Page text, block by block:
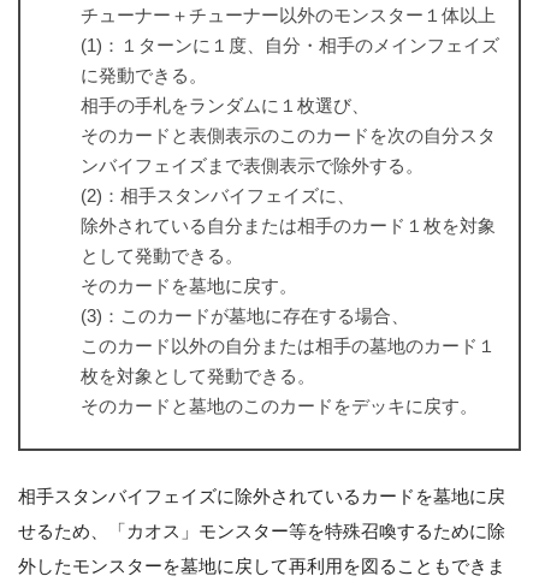
チューナー＋チューナー以外のモンスター１体以上
(1)：１ターンに１度、自分・相手のメインフェイズ
に発動できる。
相手の手札をランダムに１枚選び、
そのカードと表側表示のこのカードを次の自分スタ
ンバイフェイズまで表側表示で除外する。
(2)：相手スタンバイフェイズに、
除外されている自分または相手のカード１枚を対象
として発動できる。
そのカードを墓地に戻す。
(3)：このカードが墓地に存在する場合、
このカード以外の自分または相手の墓地のカード１
枚を対象として発動できる。
そのカードと墓地のこのカードをデッキに戻す。
相手スタンバイフェイズに除外されているカードを墓地に戻
せるため、「カオス」モンスター等を特殊召喚するために除
外したモンスターを墓地に戻して再利用を図ることもできま